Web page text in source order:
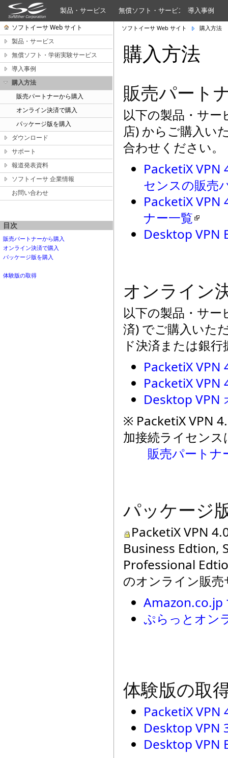
製品・サービス 無償ソフト・サービス 導入事例
ソフトイーサ Web サイト
製品・サービス
無償ソフト・学術実験サービス
導入事例
購入方法
販売パートナーから購入
オンライン決済で購入
パッケージ版を購入
ダウンロード
サポート
報道発表資料
ソフトイーサ 企業情報
お問い合わせ
目次
販売パートナーから購入
オンライン決済で購入
パッケージ版を購入
体験版の取得
ソフトイーサ Web サイト 購入方法
購入方法
販売パート
以下の製品・サ
店) からご購入い
合わせください。
PacketiX VPN
センスの販売
PacketiX VPN
ナー一覧
Desktop VPN
オンライン
以下の製品・サ
済) でご購入いた
ド決済または銀
PacketiX
PacketiX VPN
Desktop VPN
※ PacketiX VPN
加接続ライセン
販売パートナ
パッケージ
PacketiX VPN
Business Edtion,
Professional
のオンライン販
Amazon.co.jp
ぷらっとオン
体験版の取
PacketiX VPN
Desktop VPN
Desktop VPN